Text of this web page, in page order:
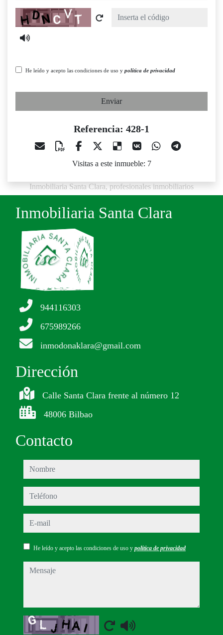
Captcha
He leído y acepto las condiciones de uso y política de privacidad
Enviar
Referencia: 428-1
Visitas a este inmueble: 7
Inmobiliaria Santa Clara, profesionales inmobiliarios
Inmobiliaria Santa Clara
944116303
675989266
inmodonaklara@gmail.com
Dirección
Calle Santa Clara frente al número 12
48006 Bilbao
Contacto
nombre
teléfono
e-mail
He leído y acepto las condiciones de uso y política de privacidad
mensaje
Captcha